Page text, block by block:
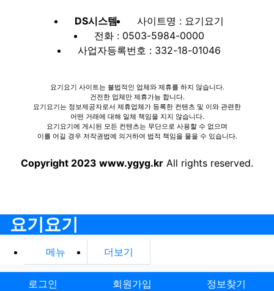
DS시스템
사이트명 : 요기요기
전화 : 0503-5984-0000
사업자등록번호 : 332-18-01046
요기요기 사이트는 불법적인 업체와 제휴를 하지 않습니다.
건전한 업체만 제휴가능 합니다.
요기요기는 정보제공자로서 제휴업체가 등록한 컨텐츠 및 이와 관련한
어떤 거래에 대해 일체 책임을 지지 않습니다.
요기요기에 게시된 모든 컨텐츠는 무단으로 사용할 수 없으며
이를 어길 경우 저작권법에 의거하여 법적 책임을 물을 수 있습니다.
Copyright 2023 www.ygyg.kr All rights reserved.
요기요기
메뉴 더보기
로그인 회원가입 정보찾기